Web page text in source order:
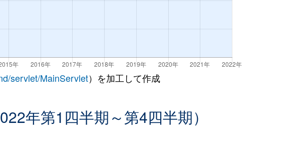
servlet/MainServlet）を加工して作成
年第1四半期～第4四半期）